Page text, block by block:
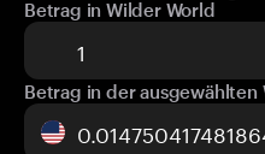
Betrag in Wilder World
Betrag in der ausgewählten